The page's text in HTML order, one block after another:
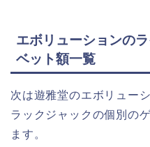
エボリューションの
ベット額一覧
次は遊雅堂のエボリュー
ラックジャックの個別の
ます。